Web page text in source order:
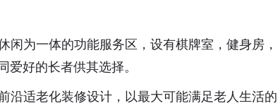
为一体的功能服务区，设有棋牌室，健身房，
好的长者供其选择。
沿适老化装修设计，以最大可能满足老人生活的